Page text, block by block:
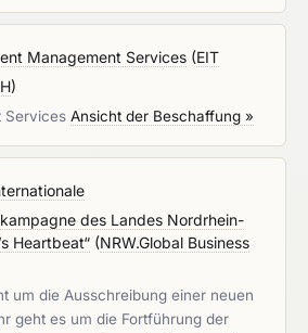
Management Services (EIT
)
Services Ansicht der Beschaffung »
des Landes Nordrhein-
Heartbeat“ (NRW.Global Business
um die Ausschreibung einer neuen
geht es um die Fortführung der